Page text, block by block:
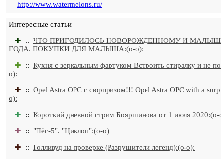
http://www.watermelons.ru/
Интересные статьи
✚ :: ЧТО ПРИГОДИЛОСЬ НОВОРОЖДЕННОМУ И
ГОДА. ПОКУПКИ ДЛЯ МАЛЫША:(o-o):
✚ :: Кухня с зеркальным фартуком Встроить стиралку и не
o):
✚ :: Opel Astra OPC с сюрпризом!!! Opel Astra OPC with a
o):
✚ :: Короткий дневной стрим Бояршинова от 1 июля 2020:(o-
✚ :: "Пёс-5". "Циклоп":(o-o):
✚ :: Голливуд на проверке (Разрушители легенд):(o-o):